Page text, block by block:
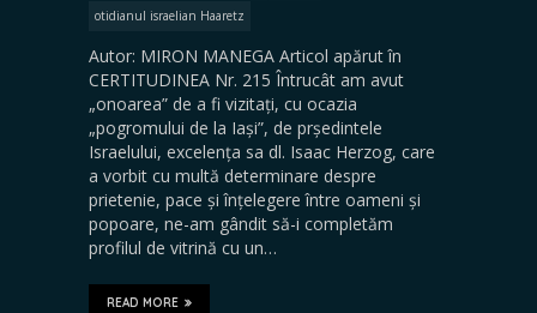
otidianul israelian Haaretz
Autor: MIRON MANEGA Articol apărut în
CERTITUDINEA Nr. 215 Întrucât am avut
„onoarea” de a fi vizitați, cu ocazia
„pogromului de la Iași”, de prședintele
Israelului, excelența sa dl. Isaac Herzog, care
a vorbit cu multă determinare despre
prietenie, pace și înțelegere între oameni și
popoare, ne-am gândit să-i completăm
profilul de vitrină cu un…
READ MORE